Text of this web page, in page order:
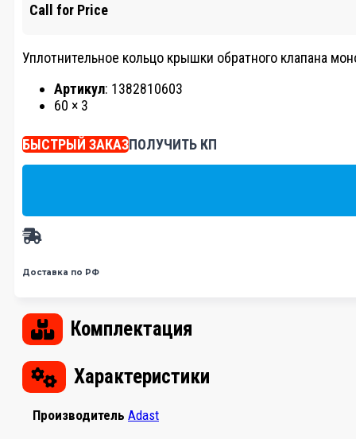
Call for Price
Уплотнительное кольцо крышки обратного клапана
Артикул: 1382810603
60 × 3
БЫСТРЫЙ ЗАКАЗПОЛУЧИТЬ КП
Доставка по РФ
Комплектация
Характеристики
Производитель Adast